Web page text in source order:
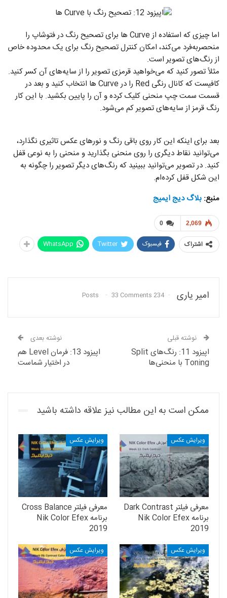
اما چیزی که استفاده از Curve ها برای تصحیح رنگ در فتوشاپ را
منحصربه‌فرد می‌کند، امکان کنترل تصحیح رنگ برای یک محدوده خاص
از رنگ‌های تصویر است.
مثلاً تصور کنید که می‌خواهید قرمزی تصویر را از سایه‌های آن کسر کنید.
کافیست که کانال رنگی Red را در Curve ها انتخاب کنید و بعد در
قسمت سمت چپ منحنی کلیک کرده و آن را پایین بکشید. با این کار
رنگ قرمز از سایه‌های تصویر کم می‌شود.
بعد برای اینکه این کار روی باقی رنگ و نورهای عکس تاثیری نگذارد،
می‌توانید نقاط دیگری را روی منحنی بگذارید و منحنی را به نوعی قفل
کنید. در تصویر می‌توانید ببینید که رنگ‌های دیگر تصویر را چگونه به
این شکل قفل کرده‌ام.
منبع: بلاگ دیج ایمیج
0 2,069
اشتراک فیسبوک Twitter
WhatsApp
امیر یاری 234 Posts
33 Comments
نوشته قبلی
اپیزود 11: رنگ‌های Split
Toning با منحنی‌ها
نوشته بعدی
اپیزود 13: فرمان Level هم
در اختیار شماست
ممکن است به این مطالب نیز علاقه داشته باشید
ویرایش عکس
معرفی فیلتر Dark Contrast
برنامه Nik Color Efex
2019
ویرایش عکس
معرفی فیلتر Cross Balance
برنامه Nik Color Efex
2019
ویرایش عکس ویرایش عکس